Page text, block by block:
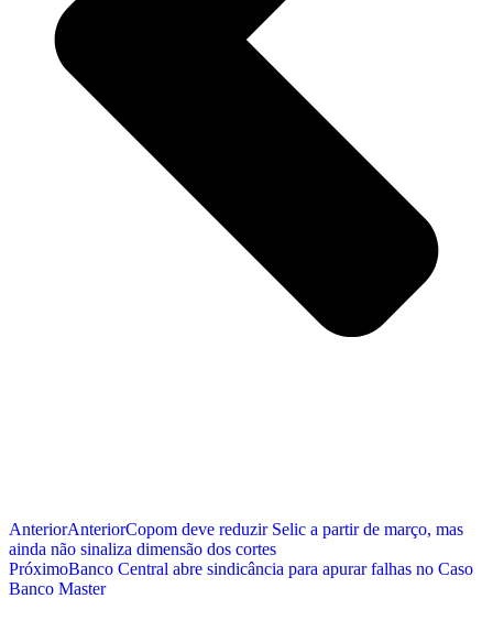
AnteriorAnteriorCopom deve reduzir Selic a partir de março, mas
ainda não sinaliza dimensão dos cortes
PróximoBanco Central abre sindicância para apurar falhas no Caso
Banco Master